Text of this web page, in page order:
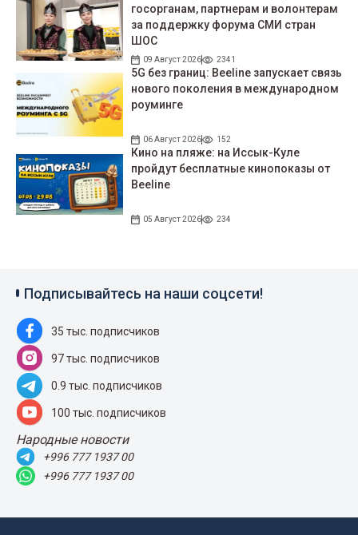
госорганам, партнерам и волонтерам
за поддержку форума СМИ стран
ШОС
09 Август 2026 2341
5G без границ: Beeline запускает связь
нового поколения в международном
роуминге
06 Август 2026 152
Кино на пляже: на Иссык-Куле
пройдут беcплатные кинопоказы от
Beeline
05 Август 2026 234
Подписывайтесь на наши соцсети!
35 тыс. подписчиков
97 тыс. подписчиков
0.9 тыс. подписчиков
100 тыс. подписчиков
Народные новости
+996 777 1937 00
+996 777 1937 00